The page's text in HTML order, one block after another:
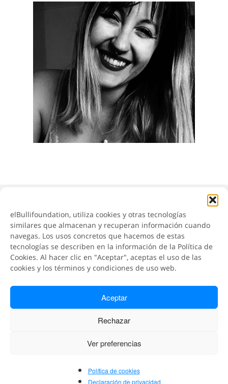
elBullifoundation, utiliza cookies y otras tecnologías
similares que almacenan y recuperan información cuando
navegas. Los usos concretos que hacemos de estas
tecnologías se describen en la información de la Política de
Cookies. Al hacer clic en "Aceptar", aceptas el uso de las
cookies y los términos y condiciones de uso web.
Aceptar
Rechazar
Ver preferencias
Política de cookies
Declaración de privacidad
¿Quieres actualizar tus datos?
Envíanos un mail